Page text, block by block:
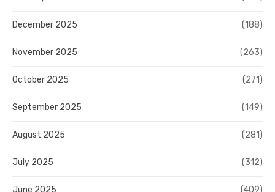
December 2025 (188)
November 2025 (263)
October 2025 (271)
September 2025 (149)
August 2025 (281)
July 2025 (312)
June 2025 (409)